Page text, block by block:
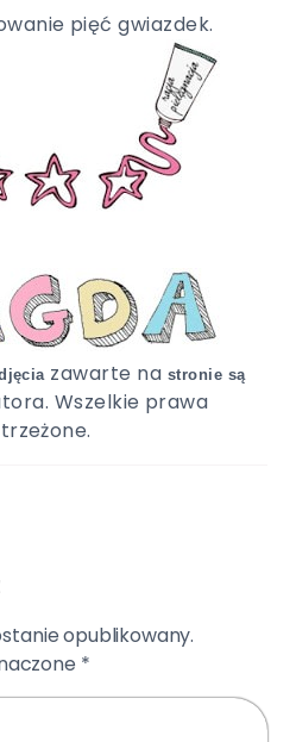
pięć gwiazdek.
zawarte na stronie są
Wszelkie prawa
opublikowany.
*